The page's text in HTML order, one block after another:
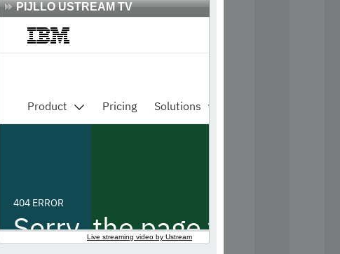
PIJLLO USTREAM TV
Live streaming video by Ustream